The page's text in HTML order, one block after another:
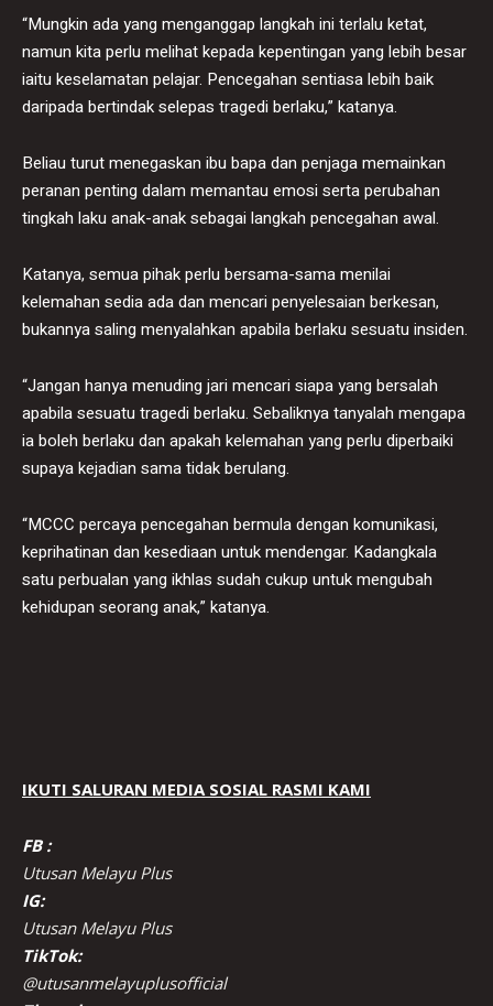
“Mungkin ada yang menganggap langkah ini terlalu ketat,
namun kita perlu melihat kepada kepentingan yang lebih besar
iaitu keselamatan pelajar. Pencegahan sentiasa lebih baik
daripada bertindak selepas tragedi berlaku,” katanya.
Beliau turut menegaskan ibu bapa dan penjaga memainkan
peranan penting dalam memantau emosi serta perubahan
tingkah laku anak-anak sebagai langkah pencegahan awal.
Katanya, semua pihak perlu bersama-sama menilai
kelemahan sedia ada dan mencari penyelesaian berkesan,
bukannya saling menyalahkan apabila berlaku sesuatu insiden.
“Jangan hanya menuding jari mencari siapa yang bersalah
apabila sesuatu tragedi berlaku. Sebaliknya tanyalah mengapa
ia boleh berlaku dan apakah kelemahan yang perlu diperbaiki
supaya kejadian sama tidak berulang.
“MCCC percaya pencegahan bermula dengan komunikasi,
keprihatinan dan kesediaan untuk mendengar. Kadangkala
satu perbualan yang ikhlas sudah cukup untuk mengubah
kehidupan seorang anak,” katanya.
IKUTI SALURAN MEDIA SOSIAL RASMI KAMI
FB :
Utusan Melayu Plus
IG:
Utusan Melayu Plus
TikTok:
@utusanmelayuplusofficial